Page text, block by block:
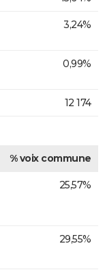
3,24%
0,99%
12 174
% voix commune
25,57%
29,55%